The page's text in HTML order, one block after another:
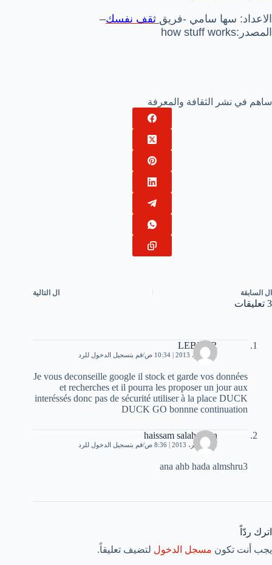
الاعداد: سها سامي -فريق ثقف نفسك–
المصدر:how stuff works
ساهم في نشر الثقافة والمعرفة
ال السابقة ال التالية
3 تعليقات
LEBBAR
1 نوفمبر، 2013 | 10:34 ص قم بتسجيل الدخول للرد
Je vous deconseille google il stock et garde vos données
et recherches et il pourra les proposer un jour aux
interéssés donc pas de sécurité utiliser à la place DUCK
DUCK GO bonnne continuation
haissam salaheddin
30 نوفمبر، 2013 | 8:36 ص قم بتسجيل الدخول للرد
ana ahb hada almshru3
اترك ردّاً
يجب أنت تكون مسجل الدخول لتضيف تعليقاً.